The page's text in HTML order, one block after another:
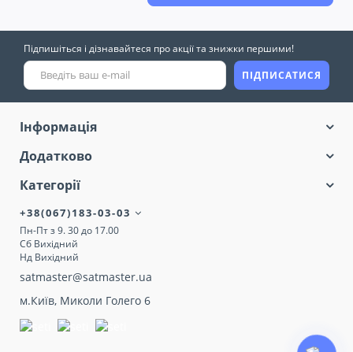
Підпишіться і дізнавайтеся про акції та знижки першими!
ПІДПИСАТИСЯ
Інформація
Додатково
Категорії
+38(067)183-03-03
Пн-Пт з 9. 30 до 17.00
Сб Вихідний
Нд Вихідний
satmaster@satmaster.ua
м.Київ, Миколи Голего 6